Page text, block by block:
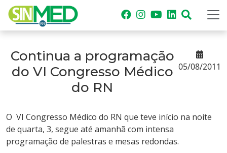
Continua a programação
do VI Congresso Médico
do RN
05/08/2011
O VI Congresso Médico do RN que teve início na noite
de quarta, 3, segue até amanhã com intensa
programação de palestras e mesas redondas.